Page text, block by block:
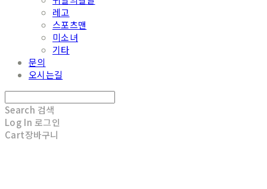
레고
스포츠맨
미소녀
기타
문의
오시는길
Search 검색
Log In 로그인
Cart장바구니